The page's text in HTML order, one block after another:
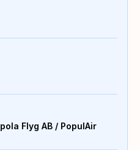
Flyg AB / PopulAir